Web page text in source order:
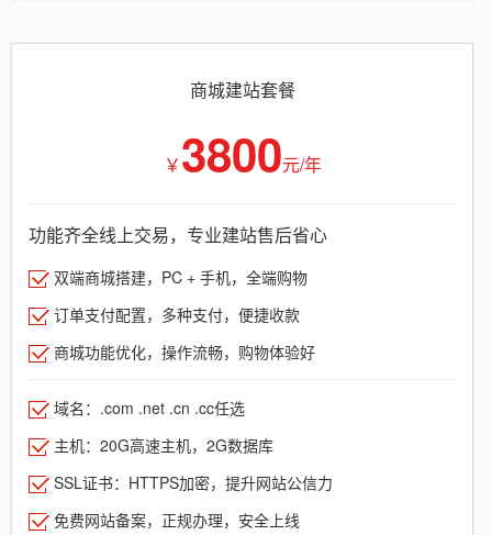
商城建站套餐
￥3800元/年
功能齐全线上交易，专业建站售后省心
双端商城搭建，PC + 手机，全端购物
订单支付配置，多种支付，便捷收款
商城功能优化，操作流畅，购物体验好
域名：.com .net .cn .cc任选
主机：20G高速主机，2G数据库
SSL证书：HTTPS加密，提升网站公信力
免费网站备案，正规办理，安全上线